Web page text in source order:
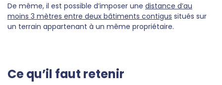
De même, il est possible d’imposer une distance d’au
moins 3 mètres entre deux bâtiments contigus situés sur
un terrain appartenant à un même propriétaire.
Ce qu’il faut retenir